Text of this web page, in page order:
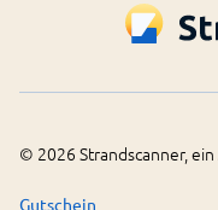
© 2026 Strandscanner,
Gutschein